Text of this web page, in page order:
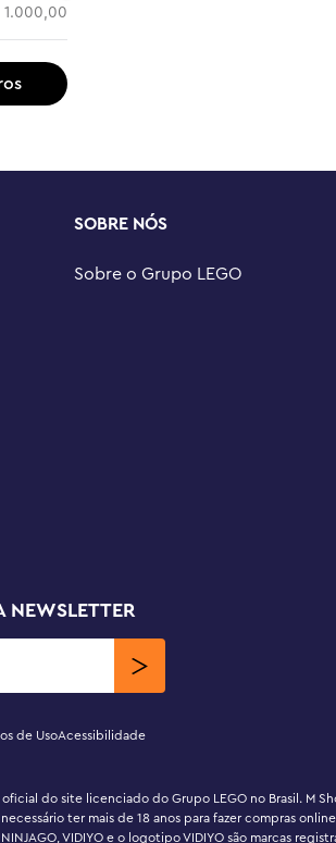
1.000,00
SOBRE NÓS
Sobre o Grupo LEGO
NEWSLETTER
de UsoAcessibilidade
do site licenciado do Grupo LEGO no Brasil. M
necessário ter mais de 18 anos para fazer compras
VIDIYO e o logotipo VIDIYO são marcas